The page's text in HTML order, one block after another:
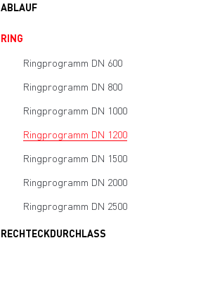
ABLAUF
RING
Ringprogramm DN 600
Ringprogramm DN 800
Ringprogramm DN 1000
Ringprogramm DN 1200
Ringprogramm DN 1500
Ringprogramm DN 2000
Ringprogramm DN 2500
RECHTECKDURCHLASS